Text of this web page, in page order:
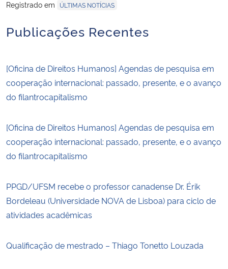
Registrado em
ÚLTIMAS NOTÍCIAS
Publicações Recentes
[Oficina de Direitos Humanos] Agendas de pesquisa em
cooperação internacional: passado, presente, e o avanço
do filantrocapitalismo
[Oficina de Direitos Humanos] Agendas de pesquisa em
cooperação internacional: passado, presente, e o avanço
do filantrocapitalismo
PPGD/UFSM recebe o professor canadense Dr. Érik
Bordeleau (Universidade NOVA de Lisboa) para ciclo de
atividades acadêmicas
Qualificação de mestrado – Thiago Tonetto Louzada